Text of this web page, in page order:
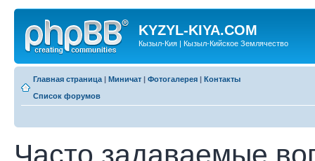
KYZYL-KIYA.COM
Кызыл-Кия | Кызыл-Кийское Землячество
Главная страница | Миничат | Фотогалерея | Контакты
Список форумов
Часто задаваемые